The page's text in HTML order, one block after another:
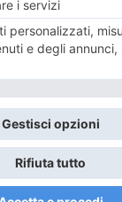
corso San
19
via Porta Palatina